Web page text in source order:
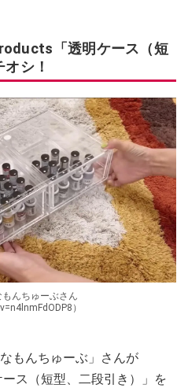
「透明ケース（短
シ！
んちゅーぶさん
）
もんちゅーぶ」さんが
ス（短型、二段引き）」を